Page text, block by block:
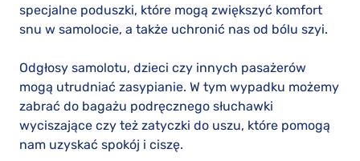
specjalne poduszki, które mogą zwiększyć komfort
snu w samolocie, a także uchronić nas od bólu szyi.
Odgłosy samolotu, dzieci czy innych pasażerów
mogą utrudniać zasypianie. W tym wypadku możemy
zabrać do bagażu podręcznego słuchawki
wyciszające czy też zatyczki do uszu, które pomogą
nam uzyskać spokój i ciszę.